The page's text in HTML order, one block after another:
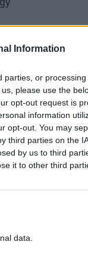
Information
parties, or
please use the
opt-out request is
information
opt-out. You may
third parties on the
by us to third
it to other third
data.